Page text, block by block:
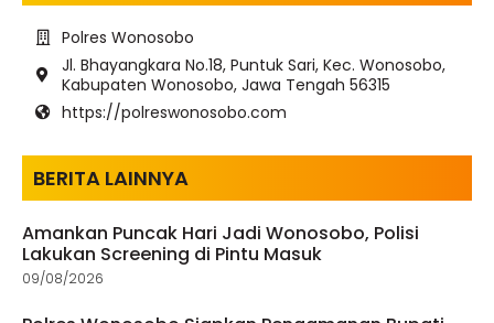
Polres Wonosobo
Jl. Bhayangkara No.18, Puntuk Sari, Kec. Wonosobo,
Kabupaten Wonosobo, Jawa Tengah 56315
https://polreswonosobo.com
BERITA LAINNYA
Amankan Puncak Hari Jadi Wonosobo, Polisi
Lakukan Screening di Pintu Masuk
09/08/2026